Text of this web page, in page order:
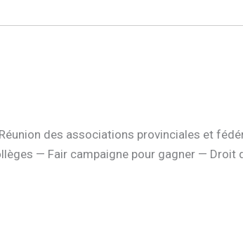
des associations provinciales et
— Fair campaigne pour gagner — Droit